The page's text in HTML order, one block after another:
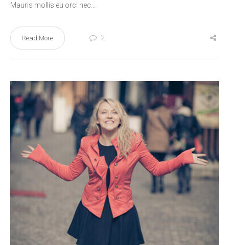
Mauris mollis eu orci nec...
Read More 2